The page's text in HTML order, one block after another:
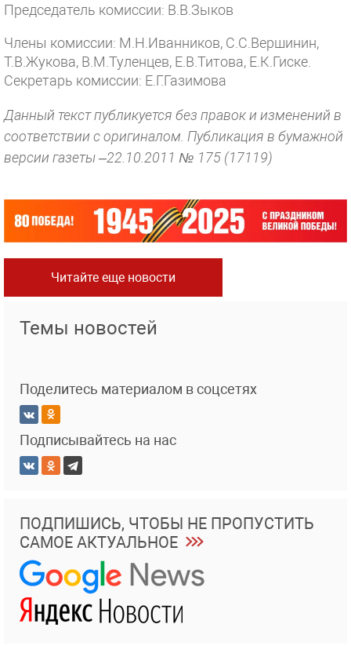
Председатель комиссии: В.В.Зыков
Члены комиссии: М.Н.Иванников, С.С.Вершинин,
Т.В.Жукова, В.М.Туленцев, Е.В.Титова, Е.К.Гиске.
Секретарь комиссии: Е.Г.Газимова
Данный текст публикуется без правок и изменений в
соответствии с оригиналом. Публикация в бумажной
версии газеты –22.10.2011 № 175 (17119)
Читайте еще новости
Темы новостей
Поделитесь материалом в соцсетях
Подписывайтесь на нас
ПОДПИШИСЬ, ЧТОБЫ НЕ ПРОПУСТИТЬ
САМОЕ АКТУАЛЬНОЕ